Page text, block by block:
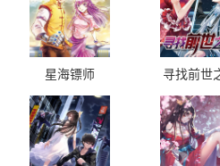
星海镖师 寻找前世